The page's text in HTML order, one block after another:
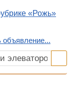
«Рожь»
объявление...